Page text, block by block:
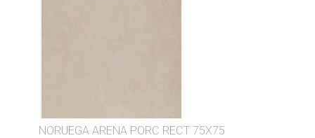
NORUEGA ARENA PORC RECT 75X75